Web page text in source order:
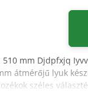
mm Djdpfxjq
átmérőjű lyuk
széles